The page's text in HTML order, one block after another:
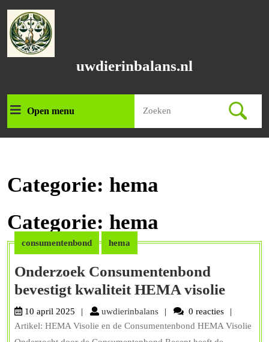
naar
inhoud
uwdierinbalans.nl
Open menuOpen
menu
naar:
Categorie: hema
Categorie: hema
consumentenbond hema
Onderzoek Consumentenbond
bevestigt kwaliteit HEMA visolie
10 april 2025 uwdierinbalansuwdierinbalans
0 reacties
Artikel: HEMA Visolie en de Consumentenbond HEMA Visolie